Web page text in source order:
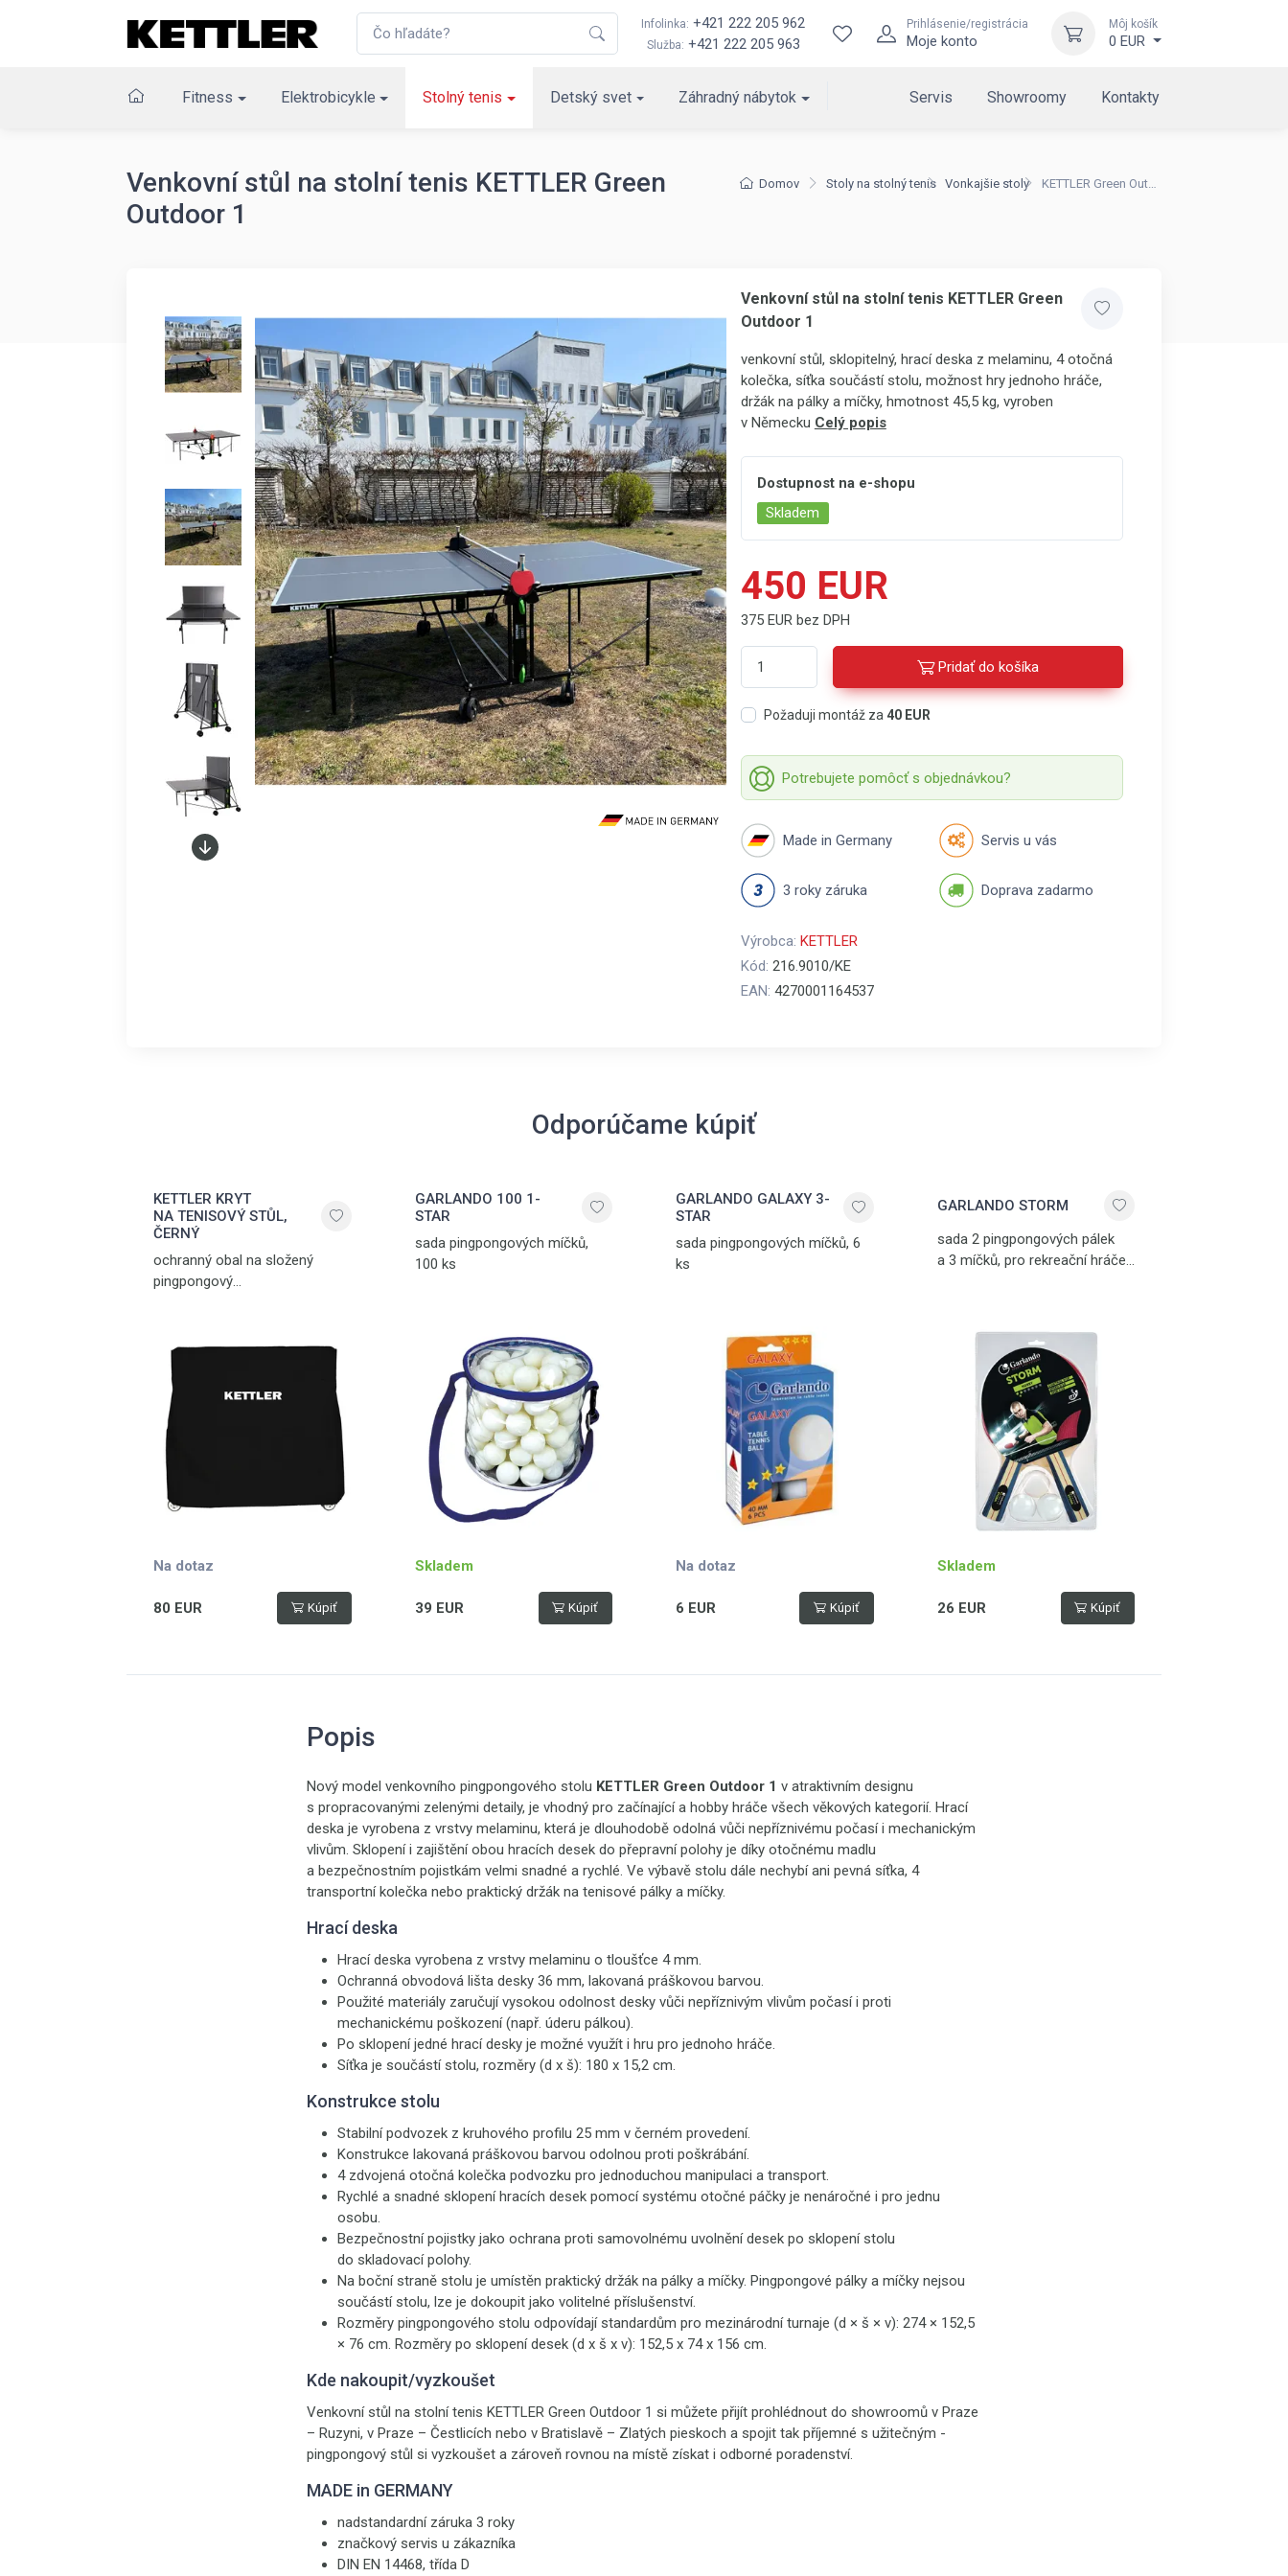
Infolinka: +421 222 205 962
Služba: +421 222 205 963
Prihlásenie/registrácia
Moje konto
Môj košík
0 EUR
Fitness Elektrobicykle Stolný tenis Detský svet Záhradný nábytok Servis Showroomy Kontakty
Domov Stoly na stolný tenis Vonkajšie stoly KETTLER Green Outdoor 1
Venkovní stůl na stolní tenis KETTLER Green
Outdoor 1
Venkovní stůl na stolní tenis KETTLER Green
Outdoor 1
venkovní stůl, sklopitelný, hrací deska z melaminu, 4 otočná
kolečka, síťka součástí stolu, možnost hry jednoho hráče,
držák na pálky a míčky, hmotnost 45,5 kg, vyroben
v Německu Celý popis
Dostupnost na e-shopu
Skladem
450 EUR
375 EUR bez DPH
Pridať do košíka
Požaduji montáž za 40 EUR
Potrebujete pomôcť s objednávkou?
Made in Germany Servis u vás
3 roky záruka Doprava zadarmo
Výrobca: KETTLER
Kód: 216.9010/KE
EAN: 4270001164537
Odporúčame kúpiť
KETTLER KRYT
NA TENISOVÝ STŮL,
ČERNÝ
ochranný obal na složený
pingpongový
Na dotaz
80 EUR Kúpiť
GARLANDO 100 1-
STAR
sada pingpongových míčků,
100 ks
Skladem
39 EUR Kúpiť
GARLANDO GALAXY 3-
STAR
sada pingpongových míčků, 6
ks
Na dotaz
6 EUR Kúpiť
GARLANDO STORM
sada 2 pingpongových pálek
a 3 míčků, pro rekreační hráče,
Skladem
26 EUR Kúpiť
Popis
Nový model venkovního pingpongového stolu KETTLER Green Outdoor 1 v atraktivním designu
s propracovanými zelenými detaily, je vhodný pro začínající a hobby hráče všech věkových kategorií. Hrací
deska je vyrobena z vrstvy melaminu, která je dlouhodobě odolná vůči nepříznivému počasí i mechanickým
vlivům. Sklopení i zajištění obou hracích desek do přepravní polohy je díky otočnému madlu
a bezpečnostním pojistkám velmi snadné a rychlé. Ve výbavě stolu dále nechybí ani pevná síťka, 4
transportní kolečka nebo praktický držák na tenisové pálky a míčky.
Hrací deska
Hrací deska vyrobena z vrstvy melaminu o tloušťce 4 mm.
Ochranná obvodová lišta desky 36 mm, lakovaná práškovou barvou.
Použité materiály zaručují vysokou odolnost desky vůči nepříznivým vlivům počasí i proti
mechanickému poškození (např. úderu pálkou).
Po sklopení jedné hrací desky je možné využít i hru pro jednoho hráče.
Síťka je součástí stolu, rozměry (d x š): 180 x 15,2 cm.
Konstrukce stolu
Stabilní podvozek z kruhového profilu 25 mm v černém provedení.
Konstrukce lakovaná práškovou barvou odolnou proti poškrábání.
4 zdvojená otočná kolečka podvozku pro jednoduchou manipulaci a transport.
Rychlé a snadné sklopení hracích desek pomocí systému otočné páčky je nenáročné i pro jednu
osobu.
Bezpečnostní pojistky jako ochrana proti samovolnému uvolnění desek po sklopení stolu
do skladovací polohy.
Na boční straně stolu je umístěn praktický držák na pálky a míčky. Pingpongové pálky a míčky nejsou
součástí stolu, lze je dokoupit jako volitelné příslušenství.
Rozměry pingpongového stolu odpovídají standardům pro mezinárodní turnaje (d × š × v): 274 × 152,5
× 76 cm. Rozměry po sklopení desek (d x š x v): 152,5 x 74 x 156 cm.
Kde nakoupit/vyzkoušet
Venkovní stůl na stolní tenis KETTLER Green Outdoor 1 si můžete přijít prohlédnout do showroomů v Praze
– Ruzyni, v Praze – Čestlicích nebo v Bratislavě – Zlatých pieskoch a spojit tak příjemné s užitečným -
pingpongový stůl si vyzkoušet a zároveň rovnou na místě získat i odborné poradenství.
MADE in GERMANY
nadstandardní záruka 3 roky
značkový servis u zákazníka
DIN EN 14468, třída D